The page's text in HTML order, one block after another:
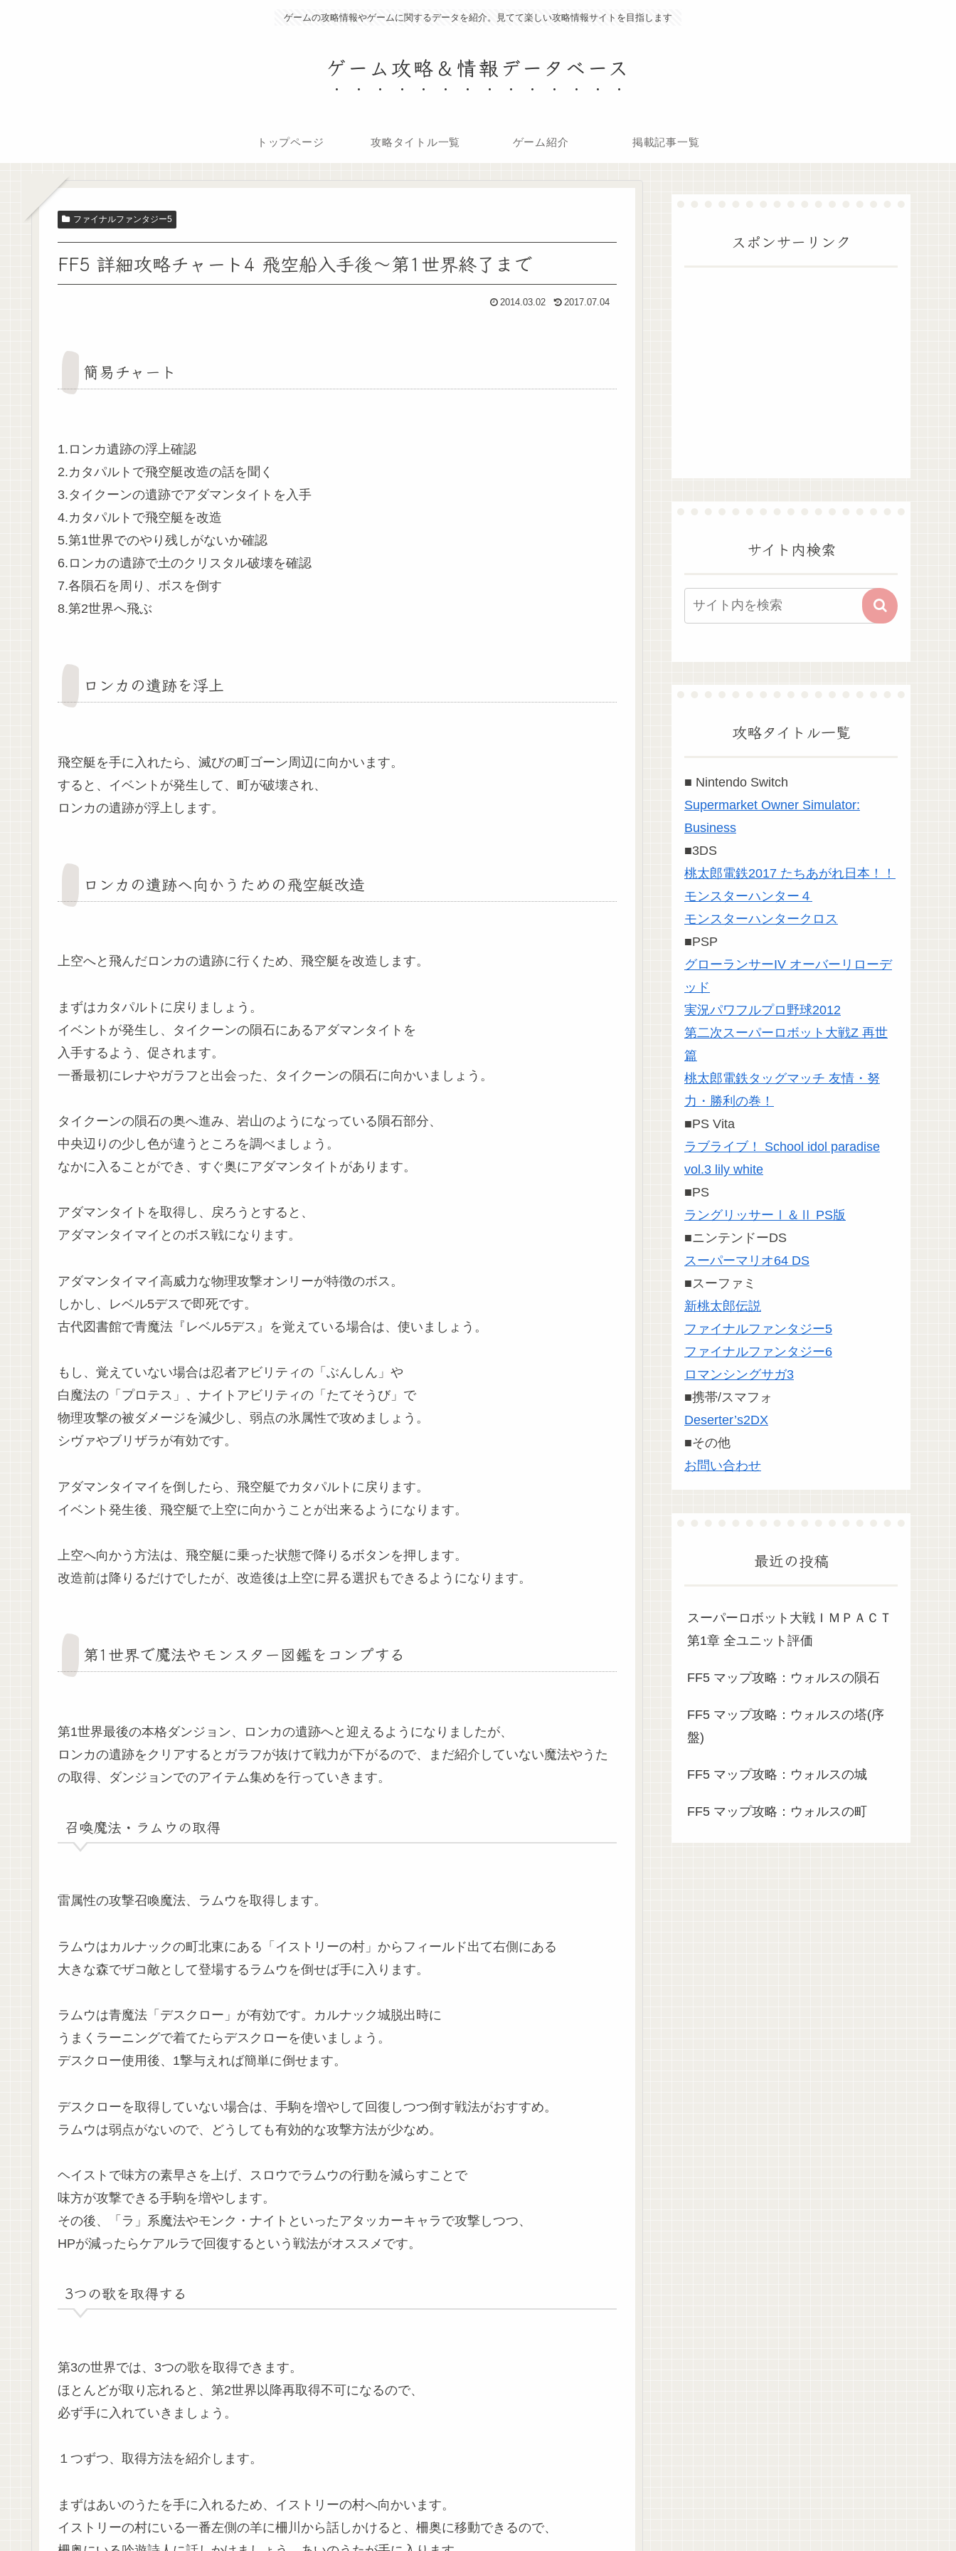
ゲームの攻略情報やゲームに関するデータを紹介。見てて楽しい攻略情報サイトを目指します
ゲーム攻略＆情報データベース
トップページ 攻略タイトル一覧 ゲーム紹介 掲載記事一覧
ファイナルファンタジー5
FF5 詳細攻略チャート4 飛空船入手後～第1世界終了まで
2014.03.02 2017.07.04
簡易チャート
1.ロンカ遺跡の浮上確認
2.カタパルトで飛空艇改造の話を聞く
3.タイクーンの遺跡でアダマンタイトを入手
4.カタパルトで飛空艇を改造
5.第1世界でのやり残しがないか確認
6.ロンカの遺跡で土のクリスタル破壊を確認
7.各隕石を周り、ボスを倒す
8.第2世界へ飛ぶ
ロンカの遺跡を浮上
飛空艇を手に入れたら、滅びの町ゴーン周辺に向かいます。
すると、イベントが発生して、町が破壊され、
ロンカの遺跡が浮上します。
ロンカの遺跡へ向かうための飛空艇改造
上空へと飛んだロンカの遺跡に行くため、飛空艇を改造します。
まずはカタパルトに戻りましょう。
イベントが発生し、タイクーンの隕石にあるアダマンタイトを
入手するよう、促されます。
一番最初にレナやガラフと出会った、タイクーンの隕石に向かいましょう。
タイクーンの隕石の奥へ進み、岩山のようになっている隕石部分、
中央辺りの少し色が違うところを調べましょう。
なかに入ることができ、すぐ奥にアダマンタイトがあります。
アダマンタイトを取得し、戻ろうとすると、
アダマンタイマイとのボス戦になります。
アダマンタイマイ高威力な物理攻撃オンリーが特徴のボス。
しかし、レベル5デスで即死です。
古代図書館で青魔法『レベル5デス』を覚えている場合は、使いましょう。
もし、覚えていない場合は忍者アビリティの「ぶんしん」や
白魔法の「プロテス」、ナイトアビリティの「たてそうび」で
物理攻撃の被ダメージを減少し、弱点の氷属性で攻めましょう。
シヴァやブリザラが有効です。
アダマンタイマイを倒したら、飛空艇でカタパルトに戻ります。
イベント発生後、飛空艇で上空に向かうことが出来るようになります。
上空へ向かう方法は、飛空艇に乗った状態で降りるボタンを押します。
改造前は降りるだけでしたが、改造後は上空に昇る選択もできるようになります。
第1世界で魔法やモンスター図鑑をコンプする
第1世界最後の本格ダンジョン、ロンカの遺跡へと迎えるようになりましたが、
ロンカの遺跡をクリアするとガラフが抜けて戦力が下がるので、まだ紹介していない魔法やうた
の取得、ダンジョンでのアイテム集めを行っていきます。
召喚魔法・ラムウの取得
雷属性の攻撃召喚魔法、ラムウを取得します。
ラムウはカルナックの町北東にある「イストリーの村」からフィールド出て右側にある
大きな森でザコ敵として登場するラムウを倒せば手に入ります。
ラムウは青魔法「デスクロー」が有効です。カルナック城脱出時に
うまくラーニングで着てたらデスクローを使いましょう。
デスクロー使用後、1撃与えれば簡単に倒せます。
デスクローを取得していない場合は、手駒を増やして回復しつつ倒す戦法がおすすめ。
ラムウは弱点がないので、どうしても有効的な攻撃方法が少なめ。
ヘイストで味方の素早さを上げ、スロウでラムウの行動を減らすことで
味方が攻撃できる手駒を増やします。
その後、「ラ」系魔法やモンク・ナイトといったアタッカーキャラで攻撃しつつ、
HPが減ったらケアルラで回復するという戦法がオススメです。
3つの歌を取得する
第3の世界では、3つの歌を取得できます。
ほとんどが取り忘れると、第2世界以降再取得不可になるので、
必ず手に入れていきましょう。
１つずつ、取得方法を紹介します。
まずはあいのうたを手に入れるため、イストリーの村へ向かいます。
イストリーの村にいる一番左側の羊に柵川から話しかけると、柵奥に移動できるので、
スポンサーリンク
サイト内検索
攻略タイトル一覧
■ Nintendo Switch
Supermarket Owner Simulator:
Business
■3DS
桃太郎電鉄2017 たちあがれ日本！！
モンスターハンター４
モンスターハンタークロス
■PSP
グローランサーIV オーバーリローデ
ッド
実況パワフルプロ野球2012
第二次スーパーロボット大戦Z 再世
篇
桃太郎電鉄タッグマッチ 友情・努
力・勝利の巻！
■PS Vita
ラブライブ！ School idol paradise
vol.3 lily white
■PS
ラングリッサーⅠ＆Ⅱ PS版
■ニンテンドーDS
スーパーマリオ64 DS
■スーファミ
新桃太郎伝説
ファイナルファンタジー5
ファイナルファンタジー6
ロマンシングサガ3
■携帯/スマフォ
Deserter’s2DX
■その他
お問い合わせ
最近の投稿
スーパーロボット大戦ＩＭＰＡＣＴ
第1章 全ユニット評価
FF5 マップ攻略：ウォルスの隕石
FF5 マップ攻略：ウォルスの塔(序
盤)
FF5 マップ攻略：ウォルスの城
FF5 マップ攻略：ウォルスの町